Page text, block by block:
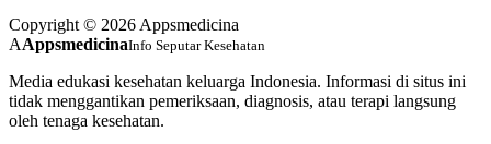
Copyright © 2026 Appsmedicina
AAppsmedicinaInfo Seputar Kesehatan
Media edukasi kesehatan keluarga Indonesia. Informasi di situs ini
tidak menggantikan pemeriksaan, diagnosis, atau terapi langsung
oleh tenaga kesehatan.